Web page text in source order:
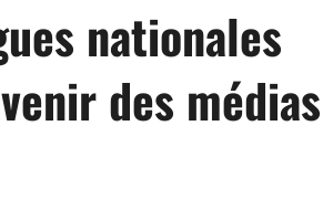
nationales
des médias